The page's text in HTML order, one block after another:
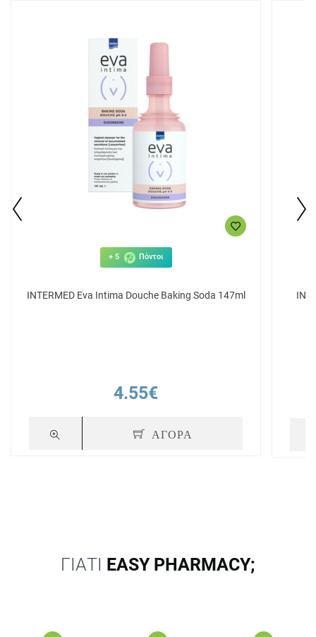
+ 5 Πόντοι
INTERMED Eva Intima Douche Baking Soda 147ml
4.55€
ΑΓΟΡΑ
ΓΙΑΤΙ EASY PHARMACY;